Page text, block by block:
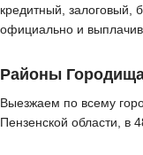
кредитный, залоговый,
официально и
Районы
Выезжаем по всему
Пензенской области, в